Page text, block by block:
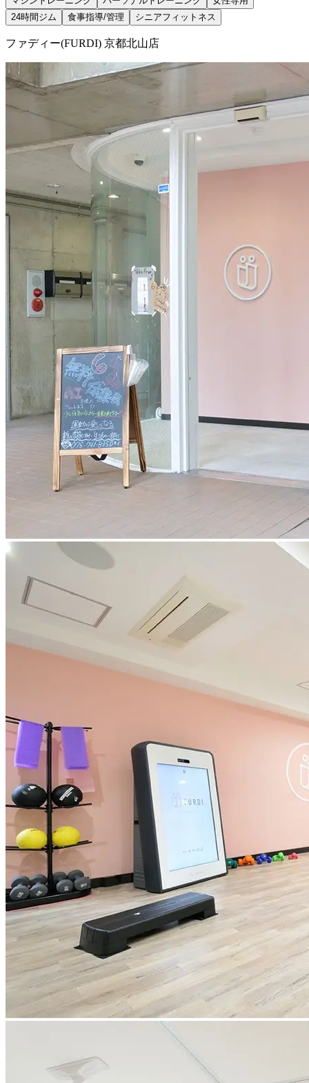
24時間ジム
食事指導/管理 シニアフィットネス
ファディー(FURDI) 京都北山店